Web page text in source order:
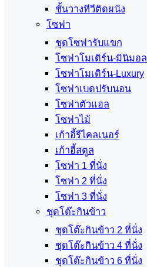
ชั้นวางทีวีติดผนัง
โซฟา
ชุดโซฟารับแขก
โซฟาโมเดิร์น-มินิมอล
โซฟาโมเดิร์น-Luxury
โซฟาเบดปรับนอน
โซฟาตัวแอล
โซฟาไม้
เก้าอี้รีไคลเนอร์
เก้าอี้สตูล
โซฟา 1 ที่นั่ง
โซฟา 2 ที่นั่ง
โซฟา 3 ที่นั่ง
ชุดโต๊ะกินข้าว
ชุดโต๊ะกินข้าว 2 ที่นั่ง
ชุดโต๊ะกินข้าว 4 ที่นั่ง
ชุดโต๊ะกินข้าว 6 ที่นั่ง